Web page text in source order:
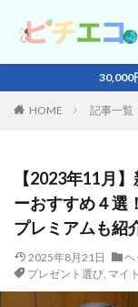
30,000
HOME 記事一覧
【2023年11月
ーおすすめ４選
プレミアムも紹
2025年8月21日
ヘ
プレゼント選び, マイ